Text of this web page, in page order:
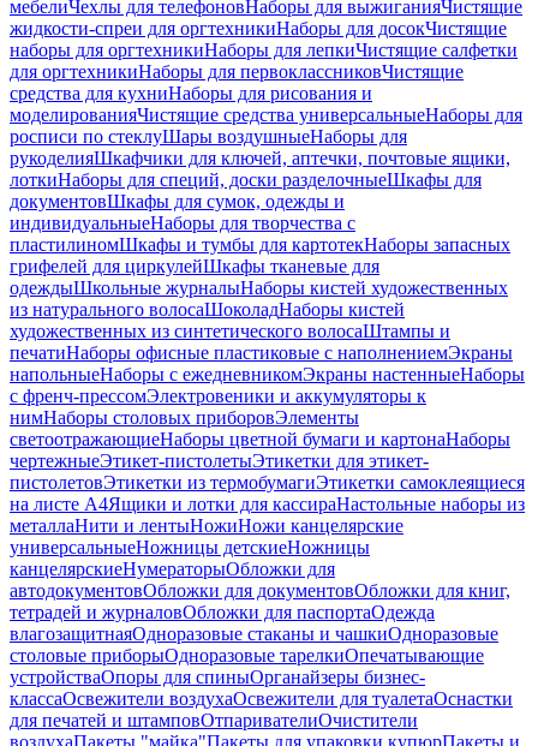
мебелиЧехлы для телефоновНаборы для выжиганияЧистящие
жидкости-спреи для оргтехникиНаборы для досокЧистящие
наборы для оргтехникиНаборы для лепкиЧистящие салфетки
для оргтехникиНаборы для первоклассниковЧистящие
средства для кухниНаборы для рисования и
моделированияЧистящие средства универсальныеНаборы для
росписи по стеклуШары воздушныеНаборы для
рукоделияШкафчики для ключей, аптечки, почтовые ящики,
лоткиНаборы для специй, доски разделочныеШкафы для
документовШкафы для сумок, одежды и
индивидуальныеНаборы для творчества с
пластилиномШкафы и тумбы для картотекНаборы запасных
грифелей для циркулейШкафы тканевые для
одеждыШкольные журналыНаборы кистей художественных
из натурального волосаШоколадНаборы кистей
художественных из синтетического волосаШтампы и
печатиНаборы офисные пластиковые с наполнениемЭкраны
напольныеНаборы с ежедневникомЭкраны настенныеНаборы
с френч-прессомЭлектровеники и аккумуляторы к
нимНаборы столовых приборовЭлементы
светоотражающиеНаборы цветной бумаги и картонаНаборы
чертежныеЭтикет-пистолетыЭтикетки для этикет-
пистолетовЭтикетки из термобумагиЭтикетки самоклеящиеся
на листе А4Ящики и лотки для кассираНастольные наборы из
металлаНити и лентыНожиНожи канцелярские
универсальныеНожницы детскиеНожницы
канцелярскиеНумераторыОбложки для
автодокументовОбложки для документовОбложки для книг,
тетрадей и журналовОбложки для паспортаОдежда
влагозащитнаяОдноразовые стаканы и чашкиОдноразовые
столовые приборыОдноразовые тарелкиОпечатывающие
устройстваОпоры для спиныОрганайзеры бизнес-
классаОсвежители воздухаОсвежители для туалетаОснастки
для печатей и штамповОтпаривателиОчистители
воздухаПакеты "майка"Пакеты для упаковки купюрПакеты и